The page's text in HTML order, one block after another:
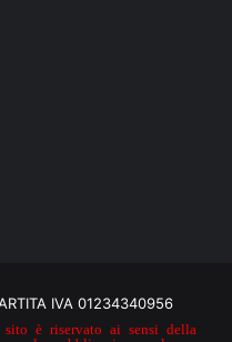
IVA 01234340956
è riservato ai sensi della